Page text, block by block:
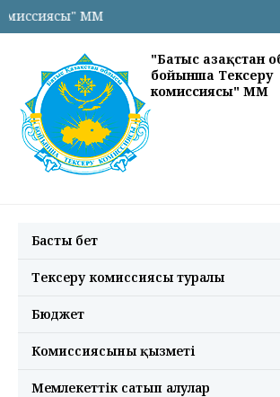
ММ
"Батыс Қазақстан
бойынша Тексеру
комиссиясы" ММ
Басты бет
Тексеру комиссиясы туралы
Бюджет
Комиссиясының қызметі
Мемлекеттік сатып алулар